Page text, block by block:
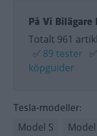
På Vi
Totalt 961
✅ 89 tester ✅
köpguider
Tesla-modeller:
Model S Model